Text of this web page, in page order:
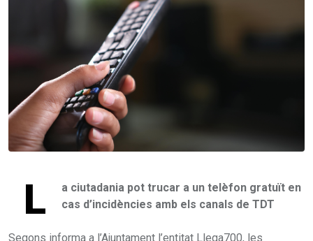
L
a ciutadania pot trucar a un telèfon gratuït en
cas d’incidències amb els canals de TDT
Segons informa a l’Ajuntament l’entitat Llega700, les